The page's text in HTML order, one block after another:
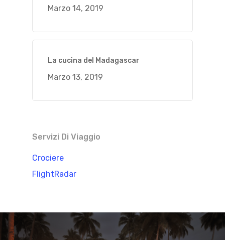
Marzo 14, 2019
La cucina del Madagascar
Marzo 13, 2019
Servizi Di Viaggio
Crociere
FlightRadar